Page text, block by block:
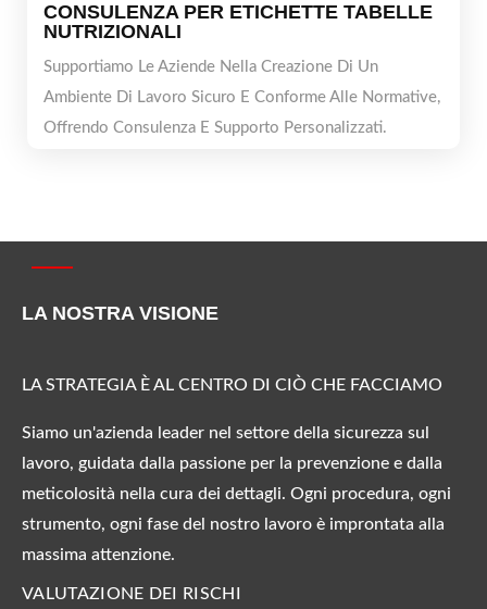
CONSULENZA PER ETICHETTE TABELLE
NUTRIZIONALI
Supportiamo Le Aziende Nella Creazione Di Un
Ambiente Di Lavoro Sicuro E Conforme Alle Normative,
Offrendo Consulenza E Supporto Personalizzati.
LA NOSTRA VISIONE
LA STRATEGIA È AL CENTRO DI CIÒ CHE FACCIAMO
Siamo un'azienda leader nel settore della sicurezza sul
lavoro, guidata dalla passione per la prevenzione e dalla
meticolosità nella cura dei dettagli. Ogni procedura, ogni
strumento, ogni fase del nostro lavoro è improntata alla
massima attenzione.
VALUTAZIONE DEI RISCHI